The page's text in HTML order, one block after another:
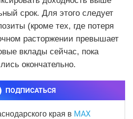
срок. Для этого следует
(кроме тех, где потеря
расторжении превышает
вклады сейчас, пока
окончательно.
ПОДПИСАТЬСЯ
края в MAX